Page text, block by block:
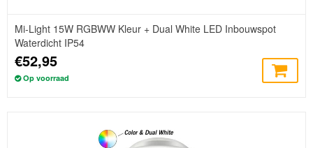
Mi-Light 15W RGBWW Kleur + Dual White LED Inbouwspot
Waterdicht IP54
€52,95
Op voorraad